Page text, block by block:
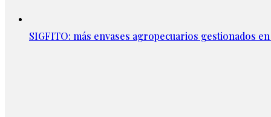
SIGFITO: más envases agropecuarios gestionados en